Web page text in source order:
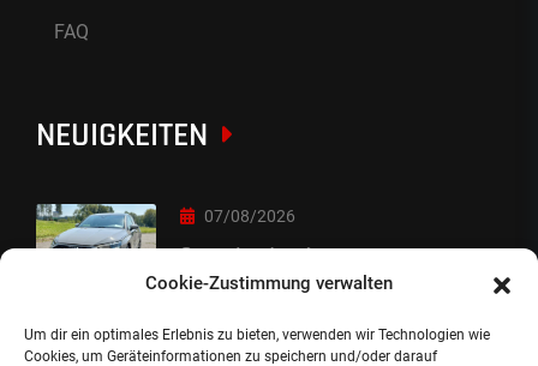
Cookie-Zustimmung verwalten
Um dir ein optimales Erlebnis zu bieten, verwenden wir Technologien wie
Cookies, um Geräteinformationen zu speichern und/oder darauf
FAQ
NEUIGKEITEN
07/08/2026
Sorry Leute :-)
06/08/2026